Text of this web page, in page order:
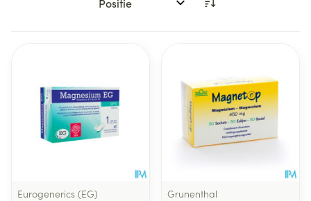
Sorteer op:
Eurogenerics (EG)
Grunenthal